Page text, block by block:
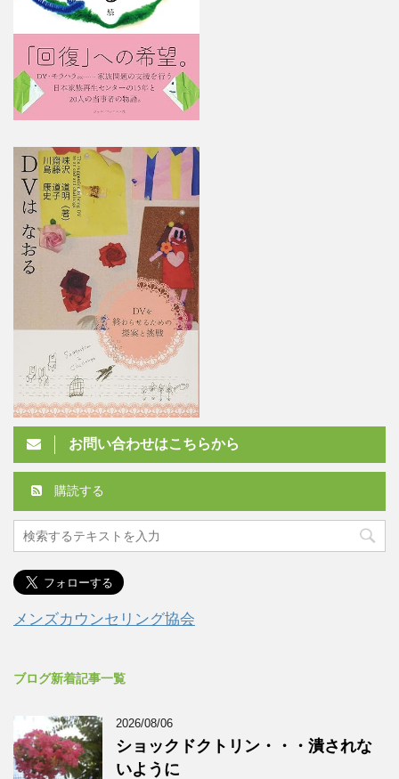
お問い合わせはこちらから
購読する
メンズカウンセリング協会
ブログ新着記事一覧
2026/08/06
ショックドクトリン・・・潰されな
いように